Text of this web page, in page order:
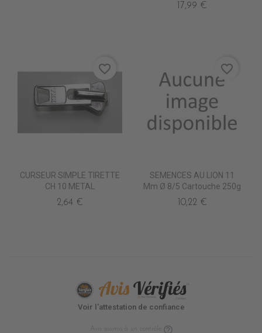
17,99 €
CURSEUR SIMPLE TIRETTE
CH 10 METAL
2,64 €
favorite_border
SEMENCES AU LION 11
Mm Ø 8/5 Cartouche 250g
10,22 €
favorite_border
Voir l'attestation de confiance
Avis soumis à un contrôle